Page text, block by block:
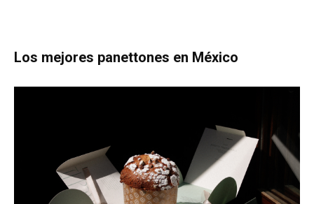
Los mejores panettones en México